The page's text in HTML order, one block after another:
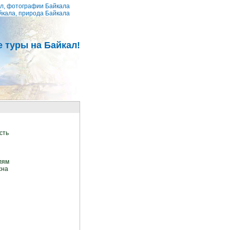
фотографии Байкала
природа Байкала
туры на Байкал!